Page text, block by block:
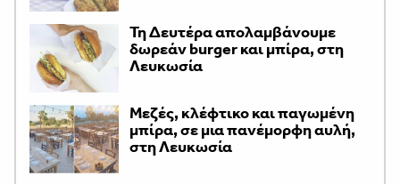
Τη Δευτέρα απολαμβάνουμε
δωρεάν burger και μπίρα, στη
Λευκωσία
Μεζές, κλέφτικο και παγωμένη
μπίρα, σε μια πανέμορφη αυλή,
στη Λευκωσία